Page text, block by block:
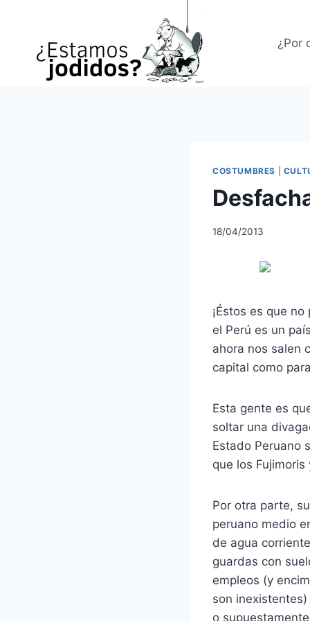
contenido
¿Por
COSTUMBRES
18/04/2013
¡Éstos es que
el Perú es un
ahora nos salen
capital como
Esta gente es
soltar una
Estado Peruano
que los
Por otra parte,
peruano medio
de agua
guardas con
empleos (y
son
o